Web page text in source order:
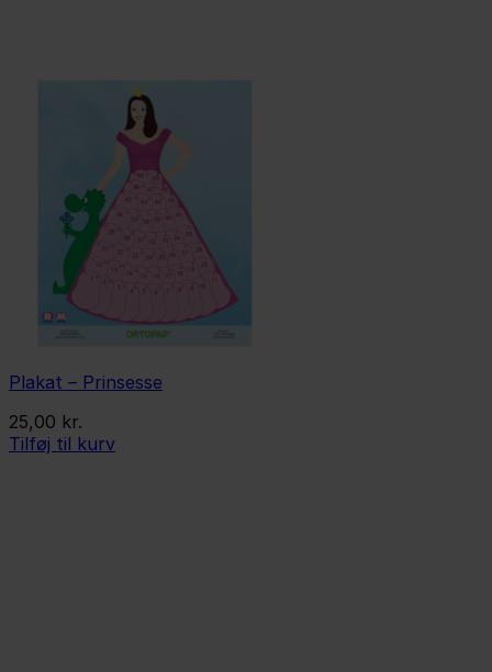
Plakat – Prinsesse
25,00 kr.
Tilføj til kurv